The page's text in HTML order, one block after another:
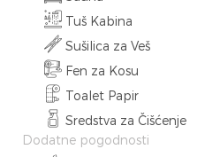
Tuš Kabina
Sušilica za Veš
Fen za Kosu
Toalet Papir
Sredstva za Čišćenje
Dodatne pogodnosti